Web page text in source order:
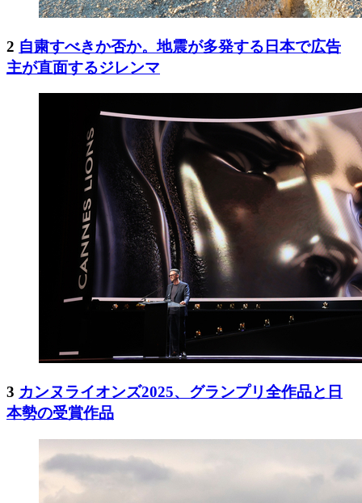
2 自粛すべきか否か。地震が多発する日本で広告
主が直面するジレンマ
3 カンヌライオンズ2025、グランプリ全作品と日
本勢の受賞作品